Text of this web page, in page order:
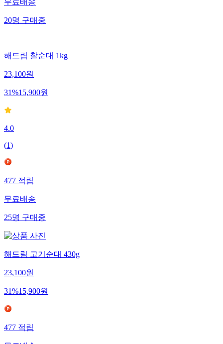
무료배송
20명구매중
해드림 찰순대 1kg
23,100원
31%15,900원
4.0
(1)
477적립
무료배송
25명구매중
해드림 고기순대 430g
23,100원
31%15,900원
477적립